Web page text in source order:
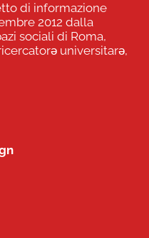
di informazione
2012 dalla
sociali di Roma,
universitarə,